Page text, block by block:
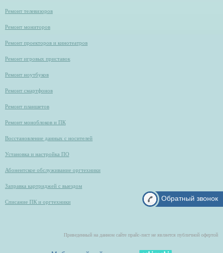
Обратный звонок
Ремонт телевизоров
Ремонт мониторов
Ремонт проекторов и кинотеатров
Ремонт игровых приставок
Ремонт ноутбуков
Ремонт смартфонов
Ремонт планшетов
Ремонт моноблоков и ПК
Восстановление данных с носителей
Установка и настройка ПО
Абонентское обслуживание оргтехники
Заправка картриджей с выездом
Списание ПК и оргтехники
Приведенный на данном сайте прайс-лист не является публичной офертой